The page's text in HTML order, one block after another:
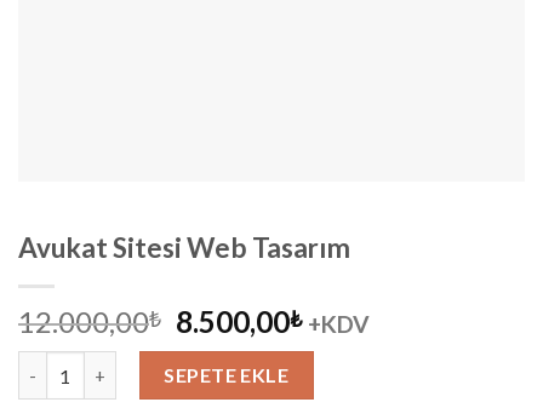
Avukat Sitesi Web Tasarım
12.000,00₺ Orijinal
fiyat:
12.000,00₺.
8.500,00₺Şu
andaki
+KDV
SEPETE EKLE